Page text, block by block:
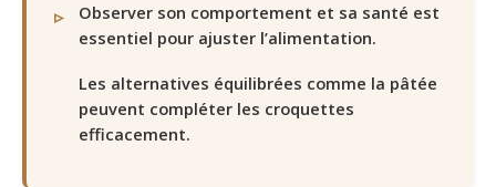
Observer son comportement et sa santé est
essentiel pour ajuster l’alimentation.
Les alternatives équilibrées comme la pâtée
peuvent compléter les croquettes
efficacement.